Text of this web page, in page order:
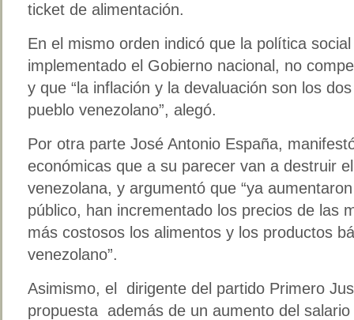
ticket de alimentación.
En el mismo orden indicó que la política
implementado el Gobierno nacional, no
y que “la inflación y la devaluación son los
pueblo venezolano”, alegó.
Por otra parte José Antonio España,
económicas que a su parecer van a destruir
venezolana, y argumentó que “ya
público, han incrementado los precios de las
más costosos los alimentos y los productos
venezolano”.
Asimismo, el dirigente del partido Primero
propuesta además de un aumento del